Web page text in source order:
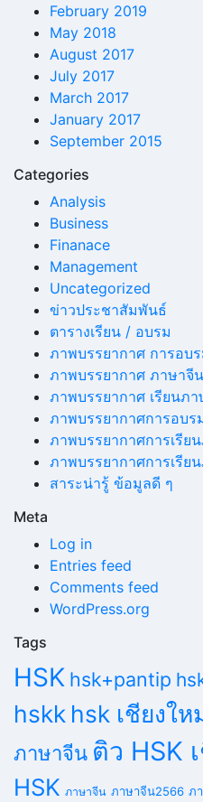
February 2019
May 2018
August 2017
July 2017
March 2017
January 2017
September 2015
Categories
Analysis
Business
Finanace
Management
Uncategorized
ข่าวประชาสัมพันธ์
ตารางเรียน / อบรม
ภาพบรรยากาศ การอบ
ภาพบรรยากาศ ภาษาจี
ภาพบรรยากาศ เรียนภ
ภาพบรรยากาศการอบร
ภาพบรรยากาศการเรีย
ภาพบรรยากาศการเรีย
สาระน่ารู้ ข้อมูลดี ๆ
Meta
Log in
Entries feed
Comments feed
WordPress.org
Tags
HSK hsk+pantip
hskk hsk เชียงให
ภาษาจีน ติว HSK
HSK ภาษาจีน ภาษาจีน2566 ภ